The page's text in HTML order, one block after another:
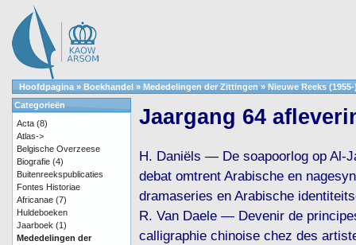
Hoofdpagina » Boekhandel » Mededelingen der Zittingen » Nieuwe Reeks (1955-
Jaargang 64
H. Daniëls — De soapoorlog op Al-
debat omtrent Arabische en
dramaseries en Arabische
R. Van Daele — Devenir de
calligraphie chinoise chez des
Categorieën
Acta (8)
Atlas->
Belgische Overzeese
Biografie (4)
Buitenreekspublicaties
Fontes Historiae
Africanae (7)
Huldeboeken
Jaarboek (1)
Mededelingen der